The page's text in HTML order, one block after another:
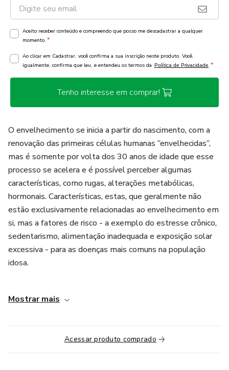
Aceito receber conteúdo e compreendo que posso me descadastrar a qualquer
momento. *
Ao clicar em Cadastrar, você confirma a sua inscrição neste produto. Você,
igualmente, confirma que leu, e entendeu os termos da Política de Privacidade *
Tenho interesse em comprar!
O envelhecimento se inicia a partir do nascimento, com a
renovação das primeiras células humanas “envelhecidas”,
mas é somente por volta dos 30 anos de idade que esse
processo se acelera e é possível perceber algumas
características, como rugas, alterações metabólicas,
hormonais. Características, estas, que geralmente não
estão exclusivamente relacionadas ao envelhecimento em
si, mas a fatores de risco - a exemplo do estresse crônico,
sedentarismo, alimentação inadequada e exposição solar
excessiva - para as doenças mais comuns na população
idosa.
já se fez presente por décadas e o organismo não
resultado, os indivíduos se tornam diabéticos, hipertensos,
sarcopênicos, infartam, apresentam osteoporose, déficit
cognitivo, infecções mais frequentes, desenvolvem
Mostrar mais
Acessar produto comprado